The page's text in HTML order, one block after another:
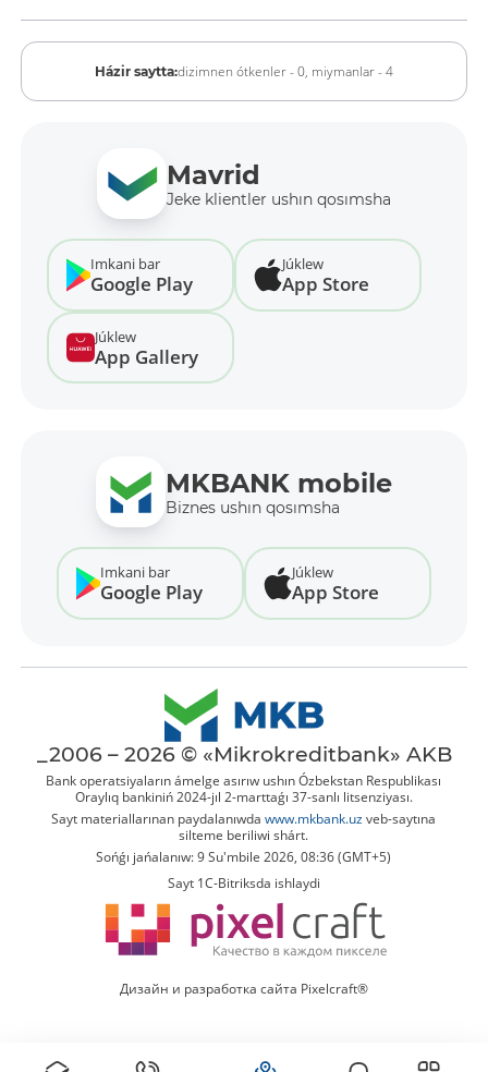
Házir saytta:dizimnen ótkenler - 0, miymanlar - 4
Mavrid
Jeke klientler ushın qosımsha
Imkani bar
Google Play
Júklew
App Store
Júklew
App Gallery
MKBANK mobile
Biznes ushın qosımsha
Imkani bar
Google Play
Júklew
App Store
_2006 – 2026 © «Mikrokreditbank» AKB
Bank operatsiyaların ámelge asırıw ushın Ózbekstan Respublikası
Oraylıq bankiniń 2024-jıl 2-marttaǵı 37-sanlı litsenziyası.
Sayt materiallarınan paydalanıwdawww.mkbank.uzveb-saytına
silteme beriliwi shárt.
Sońǵı jańalanıw: 9 Su'mbile 2026, 08:36 (GMT+5)
Sayt 1C-Bitriksda ishlaydi
Дизайн и разработка сайта Pixelcraft®